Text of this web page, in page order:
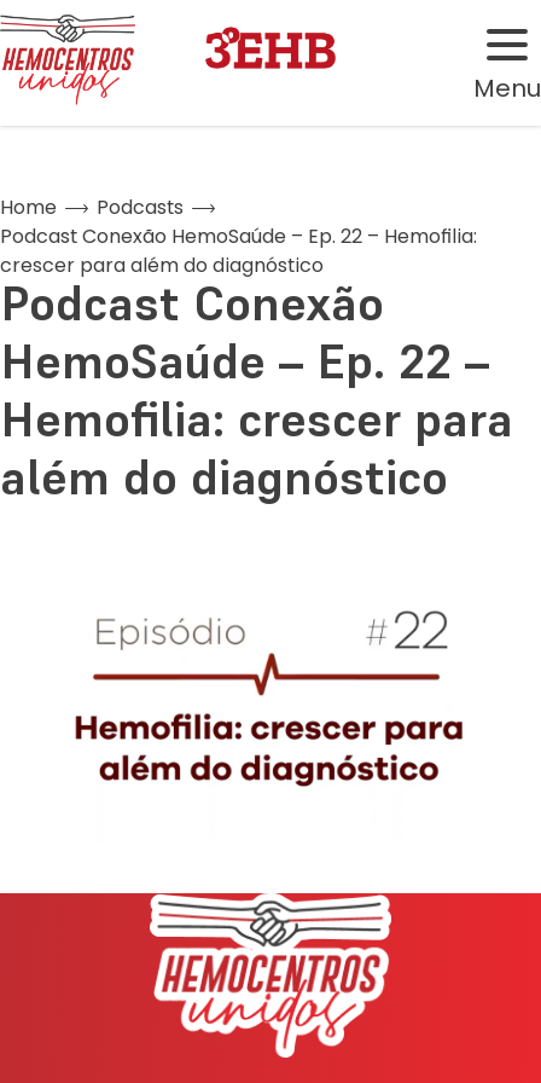
Menu
Home
Podcasts
Podcast Conexão HemoSaúde – Ep. 22 – Hemofilia:
crescer para além do diagnóstico
Podcast Conexão
HemoSaúde – Ep. 22 –
Hemofilia: crescer para
além do diagnóstico